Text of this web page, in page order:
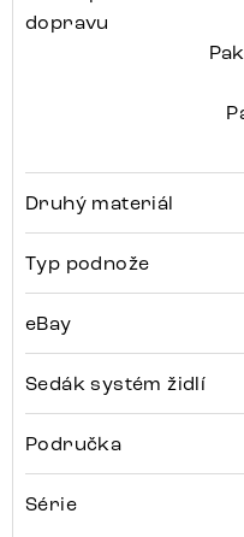
dopravu
Druhý materiál
Typ podnože
eBay
Sedák systém židlí
Područka
Série